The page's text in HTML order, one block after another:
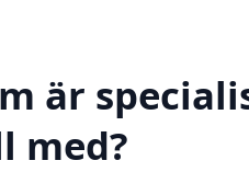
är
med?